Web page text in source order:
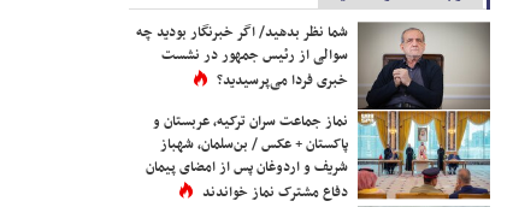
شما نظر بدهید/ اگر خبرنگار بودید چه
سوالی از رئیس جمهور در نشست
خبری فردا می‌پرسیدید؟
نماز جماعت سران ترکیه، عربستان و
پاکستان + عکس / بن‌سلمان، شهباز
شریف و اردوغان پس از امضای پیمان
دفاع مشترک نماز خواندند